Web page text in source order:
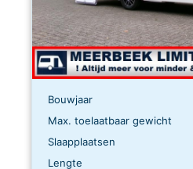
Bouwjaar
Max. toelaatbaar gewicht
Slaapplaatsen
Lengte